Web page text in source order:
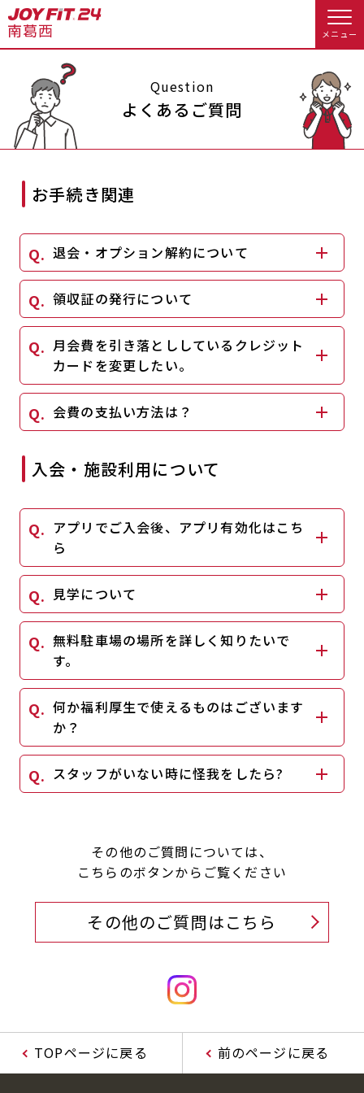
メニュー
店舗トップ
休会お手続き オプション料金
アクセス 店舗情報・サービス
よくあるご質問 店舗へのお問い合わせ
入会するトップ
Appで入会手続き料金・サービス等詳しく見る
入会を悩まれている方へトップ
キャンペーン 料金のご案内
アクセス
見学・体験 入会方法
よくあるご質問 店舗へのお問い合わせ
JOYFIT総合トップ
JOYFIT24
Question
よくあるご質問
お手続き関連
退会・オプション解約について
領収証の発行について
月会費を引き落とししているクレジット
カードを変更したい。
会費の支払い方法は？
入会・施設利用について
アプリでご入会後、アプリ有効化はこち
ら
見学について
無料駐車場の場所を詳しく知りたいで
す。
何か福利厚生で使えるものはございます
か？
スタッフがいない時に怪我をしたら?
その他のご質問については、
こちらのボタンからご覧ください
その他のご質問はこちら
TOPページに戻る 前のページに戻る